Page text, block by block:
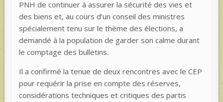
PNH de continuer à assurer la sécurité des vies et
des biens et, au cours d’un conseil des ministres
spécialement tenu sur le thème des élections, a
demandé à la population de garder son calme durant
le comptage des bulletins.
Il a confirmé la tenue de deux rencontres avec le CEP
pour requérir la prise en compte des réserves,
considérations techniques et critiques des partis